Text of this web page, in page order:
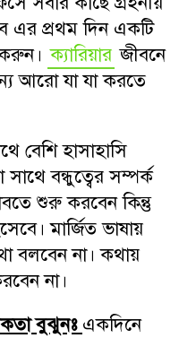
এর প্রথম দিন একটি
করুন। ক্যারিয়ার জীবনে
আরো যা যা করতে
বেশি হাসাহাসি
বন্ধুত্বের সম্পর্ক
শুরু করবেন কিন্তু
মার্জিত ভাষায়
বলবেন না। কথায়
না।
বুঝুনঃ একদিনে